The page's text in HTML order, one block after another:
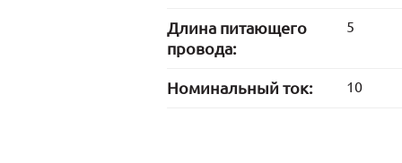
Длина питающего
провода:
5
Номинальный ток: 10